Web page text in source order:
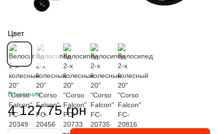
Цвет
В наличии
4 127.75 грн